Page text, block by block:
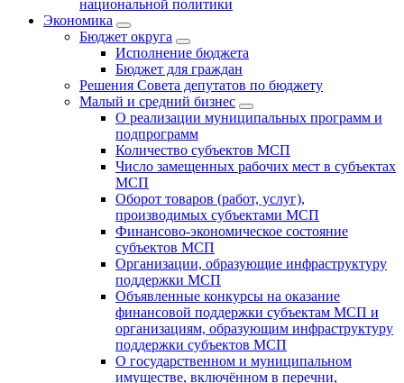
национальной политики
Экономика
Бюджет округa
Исполнение бюджета
Бюджет для граждан
Решения Совета депутатов по бюджету
Малый и средний бизнес
О реализации муниципальных программ и
подпрограмм
Количество субъектов МСП
Число замещенных рабочих мест в субъектах
МСП
Оборот товаров (работ, услуг),
производимых субъектами МСП
Финансово-экономическое состояние
субъектов МСП
Организации, образующие инфраструктуру
поддержки МСП
Объявленные конкурсы на оказание
финансовой поддержки субъектам МСП и
организациям, образующим инфраструктуру
поддержки субъектов МСП
О государственном и муниципальном
имуществе, включённом в перечни,